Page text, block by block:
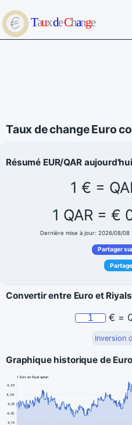
Taux de change Euro
Résumé EUR/QAR aujourd'hui
1 € =
1 QAR = €
Dernière mise à jour: 2026/08/08
Partager
Convertir entre Euro et
€ =
Inversion
Graphique historique de
4,15
4,20
4,25
4,30
4,35
1 Euro en Riyal qatari